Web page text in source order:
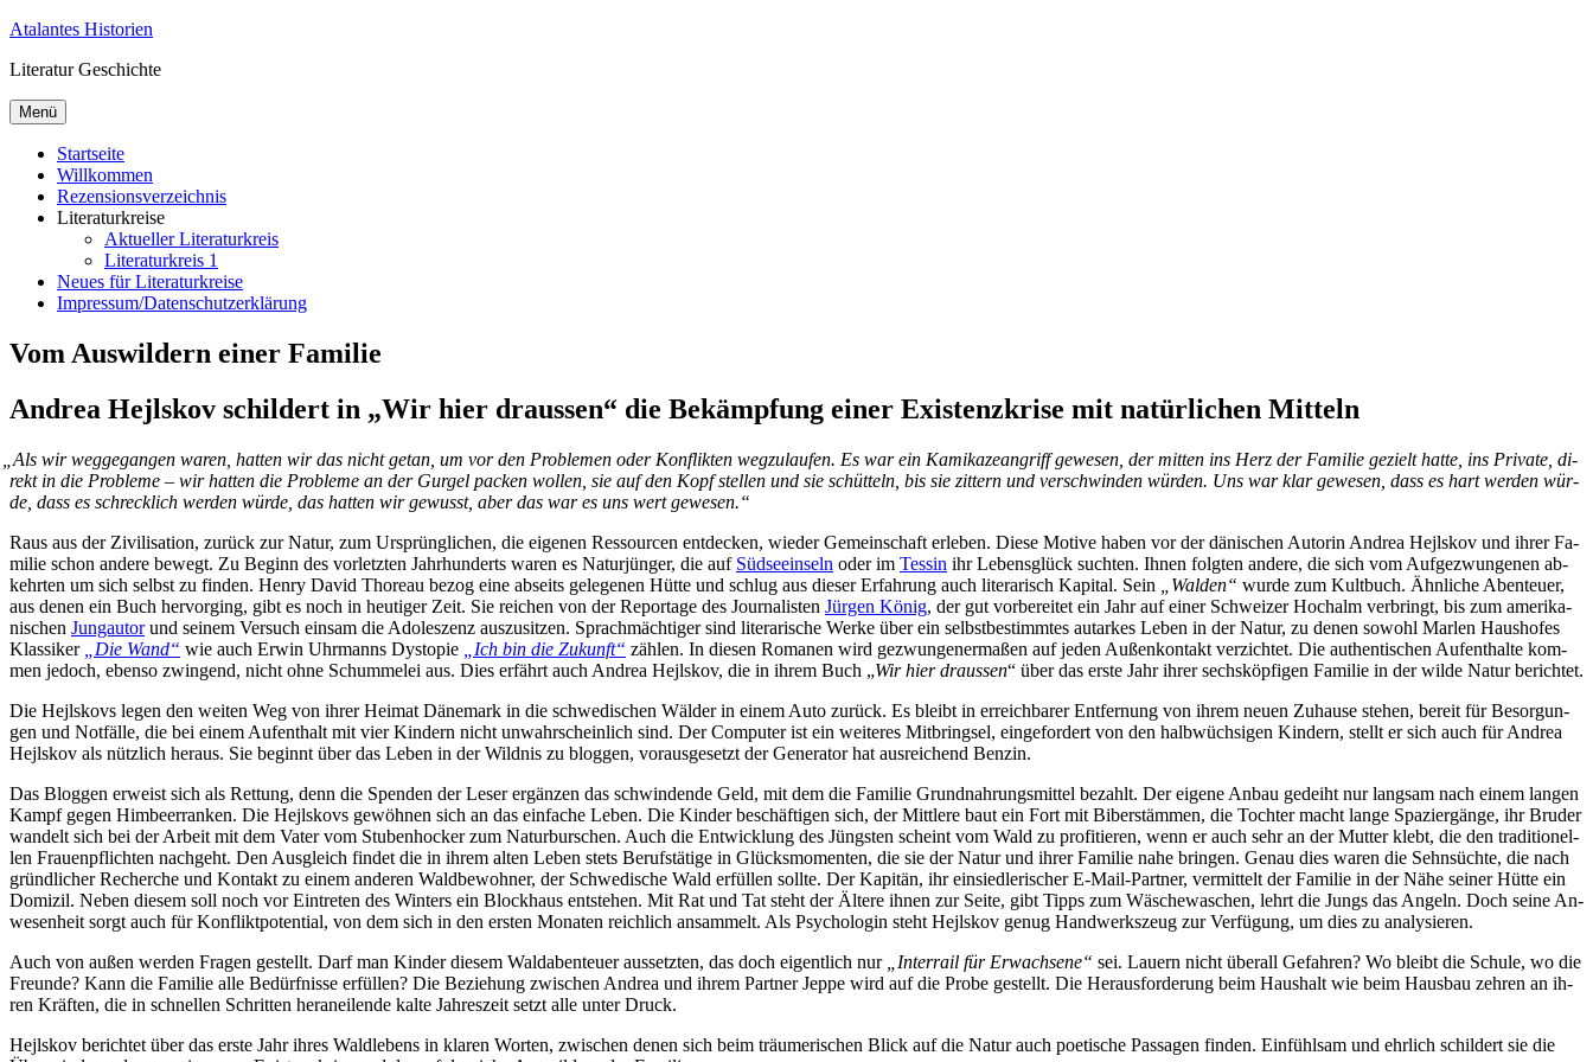
Zum
springen
Atalantes Historien
Literatur Geschichte
Menü
Startseite
Willkommen
Rezensionsverzeichnis
Literaturkreise
Aktueller Literaturkreis
Literaturkreis 1
Neues für Literaturkreise
Impressum/Datenschutzerklärung
Vom Auswildern einer Familie
Andrea Hejlskov schildert in „Wir hier draussen“ die Bekämpfung einer Existenzkrise mit natürlichen Mitteln
Als wir weg­ge­gan­gen wa­ren, hat­ten wir das nicht ge­tan, um vor den Pro­ble­men oder Kon­flik­ten weg­zu­lau­fen. Es war ein Ka­mi­ka­ze­an­griff ge­we­sen, der mit­ten ins Herz der Fa­mi­lie ge­zielt hat­te, ins Pri­va­te, di­
rekt in die Pro­ble­me – wir hat­ten die Pro­ble­me an der Gur­gel pa­cken wol­len, sie auf den Kopf stel­len und sie schüt­teln, bis sie zit­tern und ver­schwin­den wür­den. Uns war klar ge­we­sen, dass es hart wer­den wür­
de, dass es schreck­lich wer­den wür­de, das hat­ten wir ge­wusst, aber das war es uns wert gewesen.“
Raus aus der Zi­vi­li­sa­ti­on, zu­rück zur Na­tur, zum Ur­sprüng­li­chen, die ei­ge­nen Res­sour­cen ent­de­cken, wie­der Ge­mein­schaft er­le­ben. Die­se Mo­ti­ve ha­ben vor der dä­ni­schen Au­torin An­drea He­jls­kov und ih­rer Fa­
mi­lie schon an­de­re be­wegt. Zu Be­ginn des vor­letz­ten Jahr­hun­derts wa­ren es Na­tur­jün­ger, die auf Süd­see­inseln oder im Tes­sin ihr Le­bens­glück such­ten. Ih­nen folg­ten an­de­re, die sich vom Auf­ge­zwun­ge­nen ab­
kehr­ten um sich selbst zu fin­den. Hen­ry Da­vid Tho­reau be­zog ei­ne ab­seits ge­le­ge­nen Hüt­te und schlug aus die­ser Er­fah­rung auch li­te­ra­risch Ka­pi­tal. Sein
„Wal­den“ wur­de zum Kult­buch. Ähn­li­che Aben­teu­er,
aus de­nen ein Buch her­vor­ging, gibt es noch in heu­ti­ger Zeit. Sie rei­chen von der Re­por­ta­ge des Jour­na­lis­ten Jür­gen Kö­nig, der gut vor­be­rei­tet ein Jahr auf ei­ner Schwei­zer Hoch­alm ver­bringt, bis zum ame­ri­ka­
ni­schen Jung­au­torund sei­nem Ver­such ein­sam die Ado­les­zenz aus­zu­sit­zen. Sprach­mäch­ti­ger sind li­te­ra­ri­sche Wer­ke über ein selbst­be­stimm­tes aut­ar­kes Le­ben in der Na­tur, zu de­nen so­wohl Mar­len Haus­ho­fes
Klas­si­ker
„Die Wand“ wie auch Er­win Uhr­manns Dys­to­pie „Ich bin die Zu­kunft“ zäh­len. In die­sen Ro­ma­nen wird ge­zwun­ge­ner­ma­ßen auf je­den Au­ßen­kon­takt ver­zich­tet. Die au­then­ti­schen Auf­ent­hal­te kom­
men je­doch, eben­so zwin­gend, nicht oh­ne Schum­me­lei aus. Dies er­fährt auch An­drea He­jls­kov, die in ih­rem Buch „Wir hier draus­sen“ über das ers­te Jahr ih­rer sechs­köp­fi­gen Fa­mi­lie in der wil­de Na­tur berichtet.
Die He­jls­kovs le­gen den wei­ten Weg von ih­rer Hei­mat Dä­ne­mark in die schwe­di­schen Wäl­der in ei­nem Au­to zu­rück. Es bleibt in er­reich­ba­rer Ent­fer­nung von ih­rem neu­en Zu­hau­se ste­hen, be­reit für Be­sor­gun­
gen und Not­fäl­le, die bei ei­nem Auf­ent­halt mit vier Kin­dern nicht un­wahr­schein­lich sind. Der Com­pu­ter ist ein wei­te­res Mit­bring­sel, ein­ge­for­dert von den halb­wüch­si­gen Kin­dern, stellt er sich auch für An­drea
He­jls­kov als nütz­lich her­aus. Sie be­ginnt über das Le­ben in der Wild­nis zu blog­gen, vor­aus­ge­setzt der Ge­ne­ra­tor hat aus­rei­chend Benzin.
Das Blog­gen er­weist sich als Ret­tung, denn die Spen­den der Le­ser er­gän­zen das schwin­den­de Geld, mit dem die Fa­mi­lie Grund­nah­rungs­mit­tel be­zahlt. Der ei­ge­ne An­bau ge­deiht nur lang­sam nach ei­nem lan­gen
Kampf ge­gen Him­beer­ran­ken. Die He­jls­kovs ge­wöh­nen sich an das ein­fa­che Le­ben. Die Kin­der be­schäf­ti­gen sich, der Mitt­le­re baut ein Fort mit Bi­ber­stäm­men, die Toch­ter macht lan­ge Spa­zier­gän­ge, ihr Bru­der
wan­delt sich bei der Ar­beit mit dem Va­ter vom Stu­ben­ho­cker zum Na­tur­bur­schen. Auch die Ent­wick­lung des Jüngs­ten scheint vom Wald zu pro­fi­tie­ren, wenn er auch sehr an der Mut­ter klebt, die den tra­di­tio­nel­
len Frau­en­pflich­ten nach­geht. Den Aus­gleich fin­det die in ih­rem al­ten Le­ben stets Be­rufs­tä­ti­ge in Glücks­mo­men­ten, die sie der Na­tur und ih­rer Fa­mi­lie na­he brin­gen. Ge­nau dies wa­ren die Sehn­süch­te, die nach
gründ­li­cher Re­cher­che und Kon­takt zu ei­nem an­de­ren Wald­be­woh­ner, der Schwe­di­sche Wald er­fül­len soll­te. Der Ka­pi­tän, ihr ein­sied­le­ri­scher E‑­Mail-Part­ner, ver­mit­telt der Fa­mi­lie in der Nä­he sei­ner Hüt­te ein
Do­mi­zil. Ne­ben die­sem soll noch vor Ein­tre­ten des Win­ters ein Block­haus ent­ste­hen. Mit Rat und Tat steht der Äl­te­re ih­nen zur Sei­te, gibt Tipps zum Wä­sche­wa­schen, lehrt die Jungs das An­geln. Doch sei­ne An­
we­sen­heit sorgt auch für Kon­flikt­po­ten­ti­al, von dem sich in den ers­ten Mo­na­ten reich­lich an­sam­melt. Als Psy­cho­lo­gin steht He­jls­kov ge­nug Hand­werks­zeug zur Ver­fü­gung, um dies zu analysieren.
Auch von au­ßen wer­den Fra­gen ge­stellt. Darf man Kin­der die­sem Wald­ab­en­teu­er aus­setz­ten, das doch ei­gent­lich nur
„In­ter­rail für Er­wach­se­ne“ sei. Lau­ern nicht über­all Ge­fah­ren? Wo bleibt die Schu­le, wo die
Freun­de? Kann die Fa­mi­lie al­le Be­dürf­nis­se er­fül­len? Die Be­zie­hung zwi­schen An­drea und ih­rem Part­ner Jep­pe wird auf die Pro­be ge­stellt. Die Her­aus­for­de­rung beim Haus­halt wie beim Haus­bau zeh­ren an ih­
ren Kräf­ten, die in schnel­len Schrit­ten he­r­an­ei­len­de kal­te Jah­res­zeit setzt al­le un­ter Druck.
He­jls­kov be­rich­tet über das ers­te Jahr ih­res Wald­le­bens in kla­ren Wor­ten, zwi­schen de­nen sich beim träu­me­ri­schen Blick auf die Na­tur auch poe­ti­sche Pas­sa­gen fin­den. Ein­fühl­sam und ehr­lich schil­dert sie die